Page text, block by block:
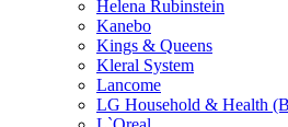
Helena Rubinstein
Kanebo
Kings & Queens
Kleral System
Lancome
LG Household & Health